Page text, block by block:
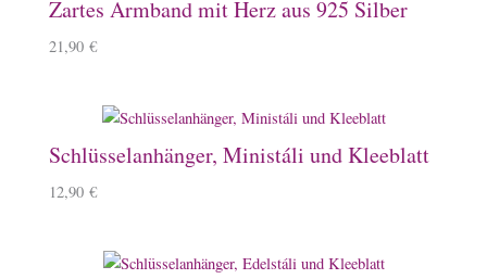
Zartes Armband mit Herz aus 925 Silber
21,90 €
Schlüsselanhänger, Ministáli und Kleeblatt
12,90 €